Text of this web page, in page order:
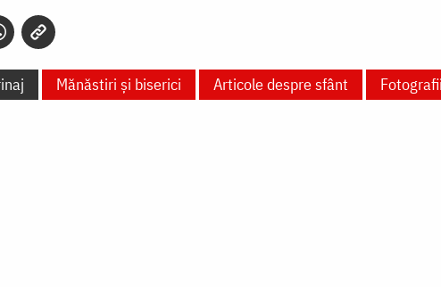
Mănăstiri și biserici Articole despre sfânt Fotografii